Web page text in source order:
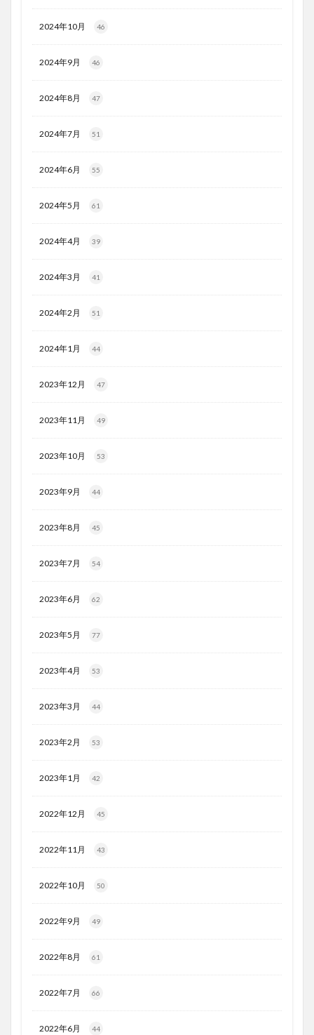
2024年10月 46
2024年9月 46
2024年8月 47
2024年7月 51
2024年6月 55
2024年5月 61
2024年4月 39
2024年3月 41
2024年2月 51
2024年1月 44
2023年12月 47
2023年11月 49
2023年10月 53
2023年9月 44
2023年8月 45
2023年7月 54
2023年6月 62
2023年5月 77
2023年4月 53
2023年3月 44
2023年2月 53
2023年1月 42
2022年12月 45
2022年11月 43
2022年10月 50
2022年9月 49
2022年8月 61
2022年7月 66
2022年6月 44